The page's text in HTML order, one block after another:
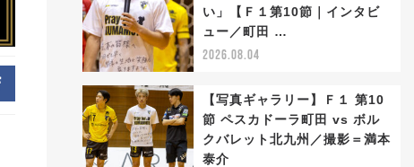
い」【Ｆ１第10節｜インタビ
ュー／町田 …
2026.08.04
【写真ギャラリー】Ｆ１ 第10
節 ペスカドーラ町田 vs ボル
クバレット北九州／撮影＝満本
泰介